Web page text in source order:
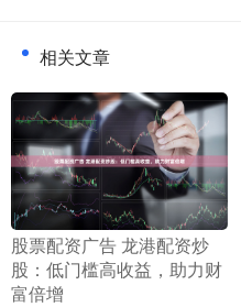
相关文章
​股票配资广告 龙港配资炒
股：低门槛高收益，助力财
富倍增